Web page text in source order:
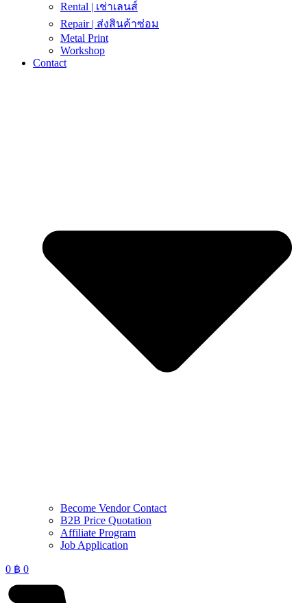
Rental | เช่าเลนส์
Repair | ส่งสินค้าซ่อม
Metal Print
Workshop
Contact
Become Vendor Contact
B2B Price Quotation
Affiliate Program
Job Application
0 ฿ 0